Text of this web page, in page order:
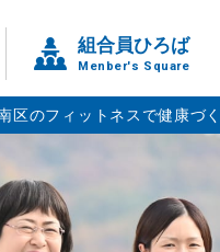
組合員ひろば
Menber's Square
区のフィットネスで健康づ